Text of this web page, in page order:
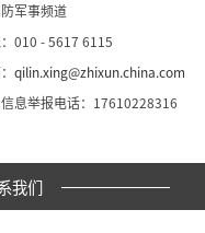
军事频道
010 - 5617 6115
qilin.xing@zhixun.china.com
息举报电话：17610228316
我们